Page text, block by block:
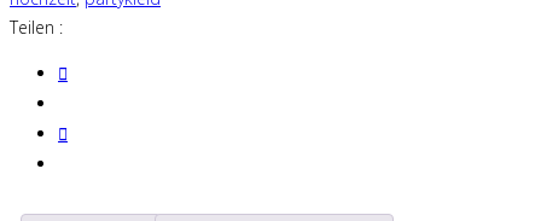
Teilen :